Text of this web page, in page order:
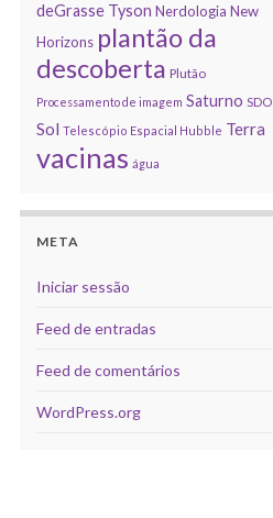
deGrasse Tyson Nerdologia New
Horizons plantão da
descoberta Plutão
Processamento de imagem Saturno SDO
Sol Telescópio Espacial Hubble Terra
vacinas água
META
Iniciar sessão
Feed de entradas
Feed de comentários
WordPress.org